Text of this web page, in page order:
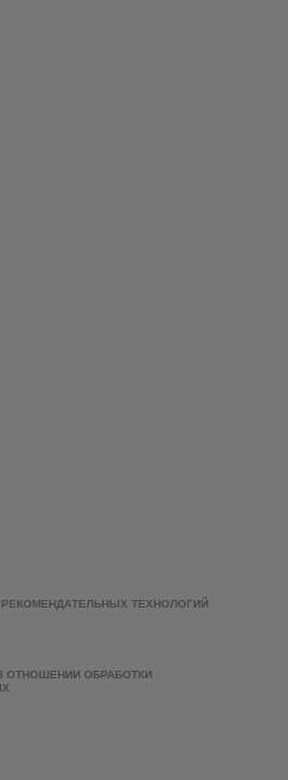
ТЕХНОЛОГИЙ
ОТНОШЕНИИ ОБРАБОТКИ